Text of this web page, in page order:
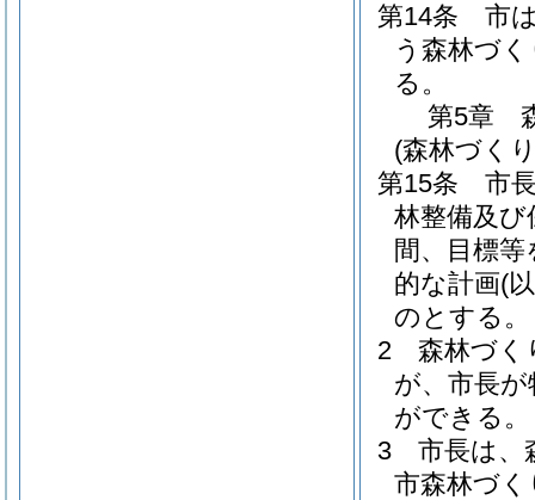
第14条
市
う森林づ
る。
第5章
(森林づく
第15条
市
林整備及び
間、目標
的な計画(
のとする。
2
森林づく
が、市長
ができる。
3
市長は、
市森林づ